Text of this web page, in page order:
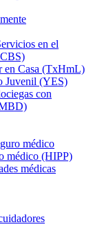
en el
en Casa (TxHmL)
Juvenil (YES)
con
médico
médico (HIPP)
médicas